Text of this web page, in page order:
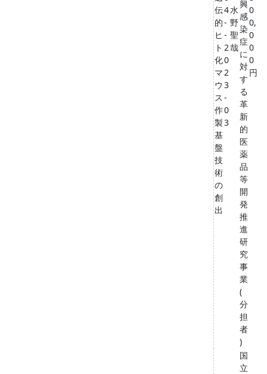
伝
的
ヒ
ト
化
マ
ウ
ス
作
製
基
盤
技
術
の
創
出
4
-
-
2
0
2
3
-
0
3
水
野
聖
哉
興
感
染
症
に
対
す
る
革
新
的
医
薬
品
等
開
発
推
進
研
究
事
業
(
分
担
者
)
0
0,
0
0
0
円
国
立